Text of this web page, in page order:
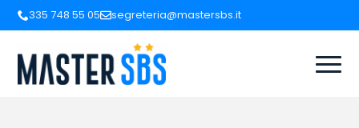
335 748 55 05 segreteria@mastersbs.it